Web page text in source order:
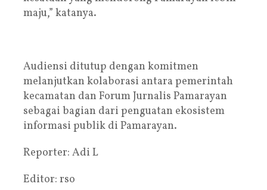
maju,” katanya.
Audiensi ditutup dengan komitmen
melanjutkan kolaborasi antara pemerintah
kecamatan dan Forum Jurnalis Pamarayan
sebagai bagian dari penguatan ekosistem
informasi publik di Pamarayan.
Reporter: Adi L
Editor: rso